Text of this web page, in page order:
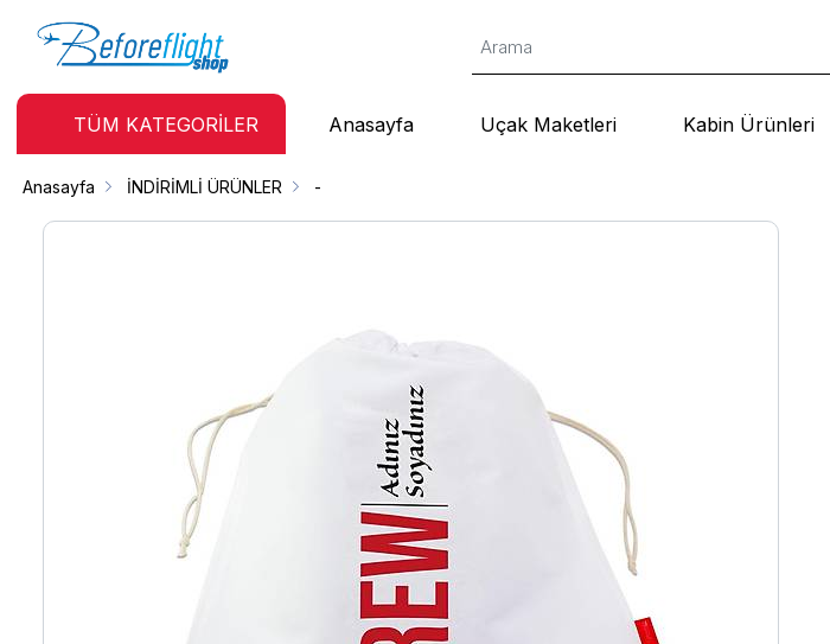
TÜM KATEGORİLER Anasayfa Uçak Maketleri Kabin Ürünleri
Anasayfa İNDİRİMLİ ÜRÜNLER -